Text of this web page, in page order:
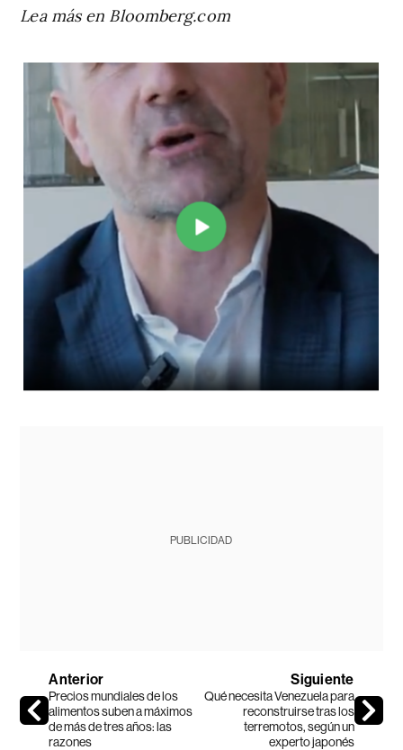
Lea más en Bloomberg.com
PUBLICIDAD
Anterior
Precios mundiales de los
alimentos suben a máximos
de más de tres años: las
razones
Siguiente
Qué necesita Venezuela para
reconstruirse tras los
terremotos, según un
experto japonés